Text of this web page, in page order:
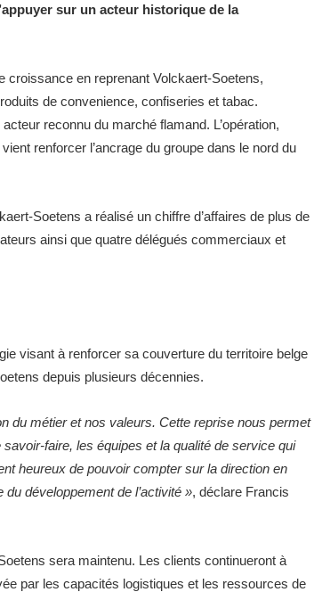
sur un acteur historique de la
croissance en reprenant Volckaert-Soetens,
de convenience, confiseries et tabac.
reconnu du marché flamand. L’opération,
renforcer l’ancrage du groupe dans le nord du
Soetens a réalisé un chiffre d’affaires de plus de
ainsi que quatre délégués commerciaux et
visant à renforcer sa couverture du territoire belge
depuis plusieurs décennies.
du métier et nos valeurs. Cette reprise nous permet
faire, les équipes et la qualité de service qui
heureux de pouvoir compter sur la direction en
développement de l’activité », déclare Francis
sera maintenu. Les clients continueront à
par les capacités logistiques et les ressources de